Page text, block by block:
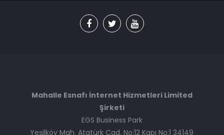
Mahalle Esnafı İnternet Hizmetleri Limited
Şirketi
EGS Business Park
Yeşilköy Mah. Atatürk Cad. No:12 Kapı No:1 34149